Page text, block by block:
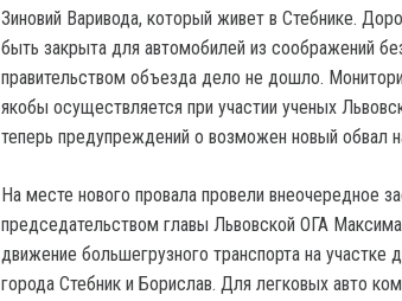
Зиновий Варивода, который живет в Стебнике.
быть закрыта для автомобилей из соображений
правительством объезда дело не дошло.
якобы осуществляется при участии ученых
теперь предупреждений о возможен новый обвал
На месте нового провала провели внеочередное
председательством главы Львовской ОГА
движение большегрузного транспорта на
города Стебник и Борислав. Для легковых авто